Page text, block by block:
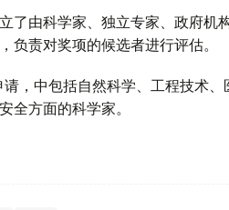
了由科学家、独立专家、政府机
负责对奖项的候选者进行评估。
，中包括自然科学、工程技术、
全方面的科学家。